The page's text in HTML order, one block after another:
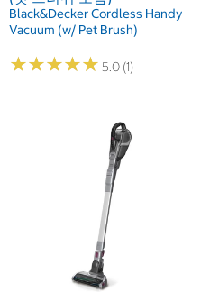
Black&Decker Cordless Handy
Vacuum (w/ Pet Brush)
★★★★★
★★★★★ 5.0 (1)